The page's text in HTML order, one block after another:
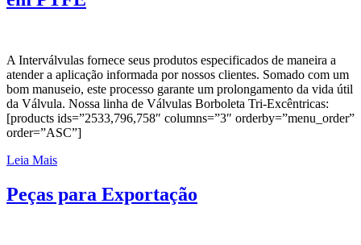
A Interválvulas fornece seus produtos especificados de maneira a
atender a aplicação informada por nossos clientes. Somado com um
bom manuseio, este processo garante um prolongamento da vida útil
da Válvula. Nossa linha de Válvulas Borboleta Tri-Excêntricas:
[products ids=”2533,796,758″ columns=”3″ orderby=”menu_order”
order=”ASC”]
Leia Mais
Peças para Exportação